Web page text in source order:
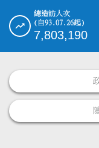
總造訪人次
(自93.07.26起)
7,803,190